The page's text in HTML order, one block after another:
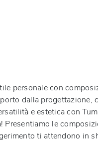
personale con
dalla
e estetica con
Presentiamo le
ti attendono in